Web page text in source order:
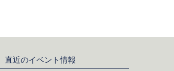
直近のイベント情報